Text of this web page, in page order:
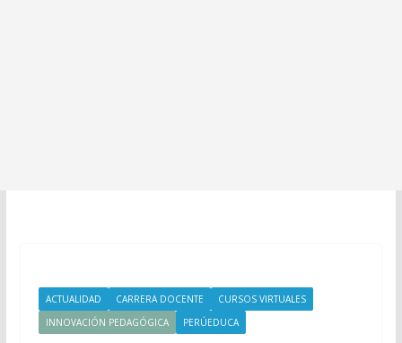
ACTUALIDAD CARRERA DOCENTE
CURSOS VIRTUALES
INNOVACIÓN PEDAGÓGICA
PERÚEDUCA